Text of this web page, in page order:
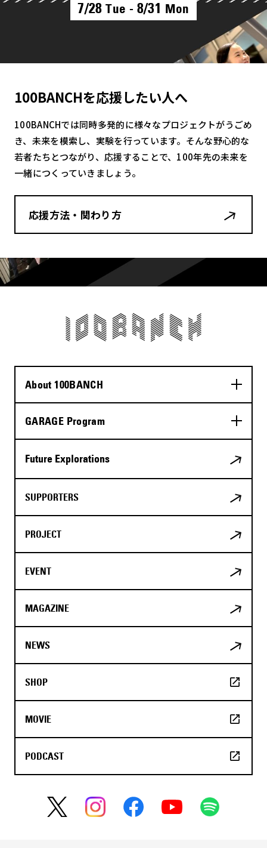
7/28 Tue - 8/31 Mon
100BANCHを応援したい人へ
100BANCHでは同時多発的に様々なプロジェクトがうごめ
き、未来を模索し、実験を行っています。そんな野心的な
若者たちとつながり、応援することで、100年先の未来を
一緒につくっていきましょう。
応援方法・関わり方
About 100BANCH
GARAGE Program
Future Explorations
SUPPORTERS
PROJECT
EVENT
MAGAZINE
NEWS
SHOP
MOVIE
PODCAST